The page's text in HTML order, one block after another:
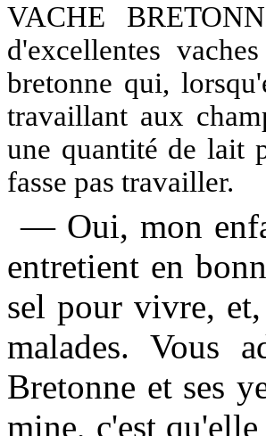
VACHE
d'excellentes
bretonne qui,
travaillant aux
une quantité de lait
fasse pas travailler.
— Oui, mon
entretient en
sel pour vivre,
malades. Vous
Bretonne et ses
mine, c'est